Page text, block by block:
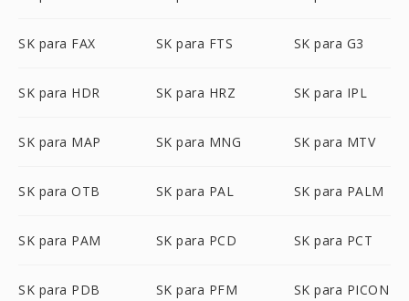
SK para FAX SK para FTS SK para G3
SK para HDR SK para HRZ SK para IPL
SK para MAP SK para MNG SK para MTV
SK para OTB SK para PAL SK para PALM
SK para PAM SK para PCD SK para PCT
SK para PDB SK para PFM SK para PICON